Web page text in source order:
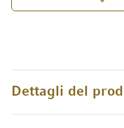
Dettagli del